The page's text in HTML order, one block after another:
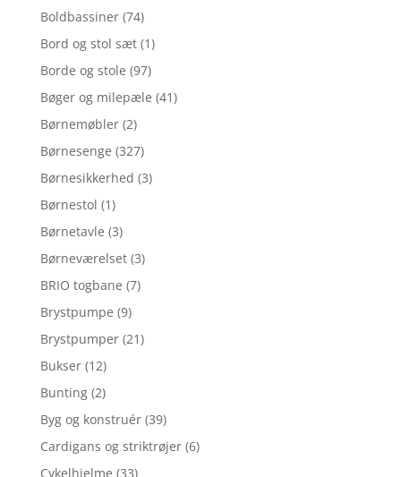
Boldbassiner (74)
Bord og stol sæt (1)
Borde og stole (97)
Bøger og milepæle (41)
Børnemøbler (2)
Børnesenge (327)
Børnesikkerhed (3)
Børnestol (1)
Børnetavle (3)
Børneværelset (3)
BRIO togbane (7)
Brystpumpe (9)
Brystpumper (21)
Bukser (12)
Bunting (2)
Byg og konstruér (39)
Cardigans og striktrøjer (6)
Cykelhjelme (33)